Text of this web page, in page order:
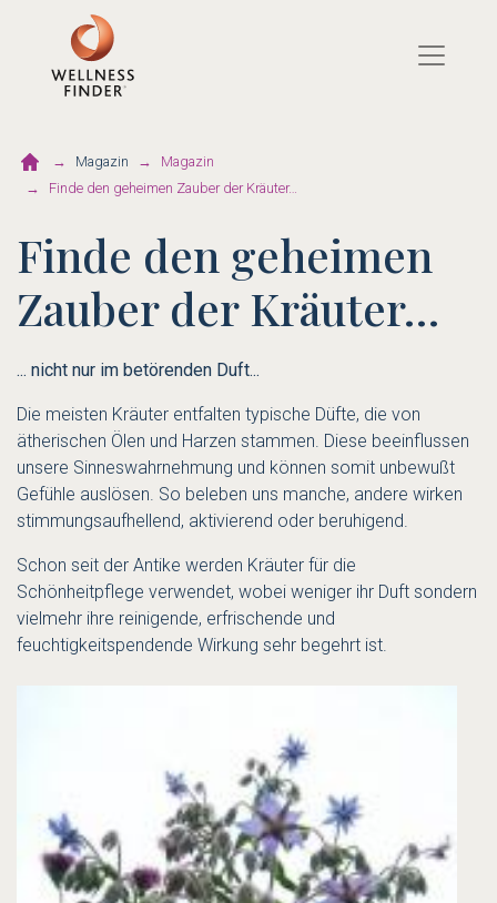
Magazin
Magazin
Finde den geheimen Zauber der Kräuter…
Finde den geheimen
Zauber der Kräuter…
... nicht nur im betörenden Duft...
Die meisten Kräuter entfalten typische Düfte, die von
ätherischen Ölen und Harzen stammen. Diese beeinflussen
unsere Sinneswahrnehmung und können somit unbewußt
Gefühle auslösen. So beleben uns manche, andere wirken
stimmungsaufhellend, aktivierend oder beruhigend.
Schon seit der Antike werden Kräuter für die
Schönheitpflege verwendet, wobei weniger ihr Duft sondern
vielmehr ihre reinigende, erfrischende und
feuchtigkeitspendende Wirkung sehr begehrt ist.